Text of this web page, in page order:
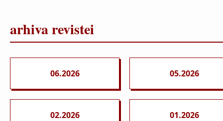
arhiva revistei
06.2026 05.2026
02.2026 01.2026